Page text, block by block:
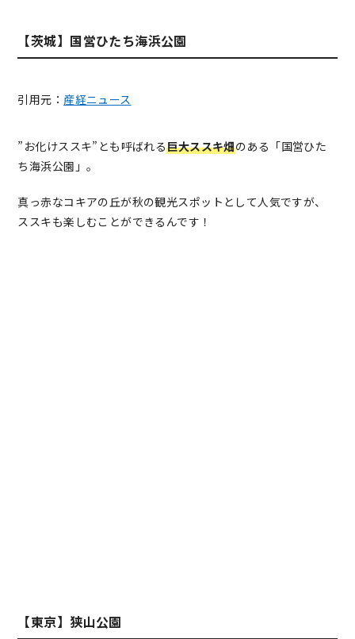
【茨城】国営ひたち海浜公園
引用元： 産経ニュース
”お化けススキ”とも呼ばれる巨大ススキ畑のある「国営ひた
ち海浜公園」。
真っ赤なコキアの丘が秋の観光スポットとして人気ですが、
ススキも楽しむことができるんです！
【東京】狭山公園